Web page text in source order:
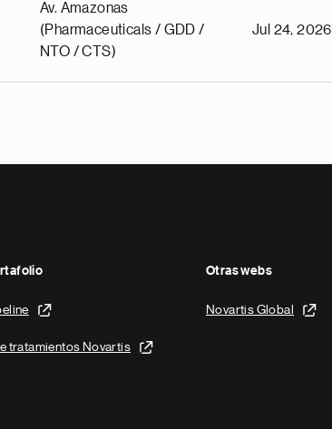
Av. Amazonas
(Pharmaceuticals / GDD /
NTO / CTS)
Jul 24, 2026
tratamientos Novartis
Otras webs
Novartis Global